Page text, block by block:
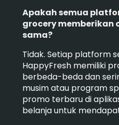
Apakah semua
grocery memberikan
sama?
Tidak. Setiap platform
HappyFresh memiliki
berbeda-beda dan
musim atau program
promo terbaru di
belanja untuk